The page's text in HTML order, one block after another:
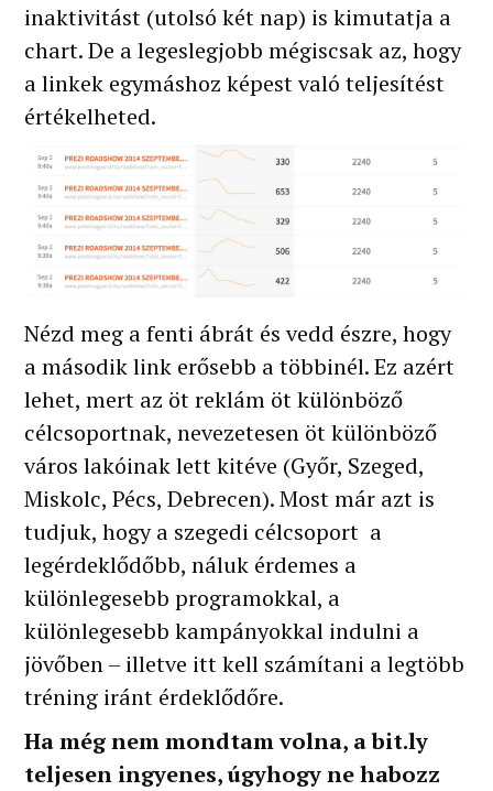
inaktivitást (utolsó két nap) is kimutatja a
chart. De a legeslegjobb mégiscsak az, hogy
a linkek egymáshoz képest való teljesítést
értékelheted.
Nézd meg a fenti ábrát és vedd észre, hogy
a második link erősebb a többinél. Ez azért
lehet, mert az öt reklám öt különböző
célcsoportnak, nevezetesen öt különböző
város lakóinak lett kitéve (Győr, Szeged,
Miskolc, Pécs, Debrecen). Most már azt is
tudjuk, hogy a szegedi célcsoport a
legérdeklődőbb, náluk érdemes a
különlegesebb programokkal, a
különlegesebb kampányokkal indulni a
jövőben – illetve itt kell számítani a legtöbb
tréning iránt érdeklődőre.
Ha még nem mondtam volna, a bit.ly
teljesen ingyenes, úgyhogy ne habozz